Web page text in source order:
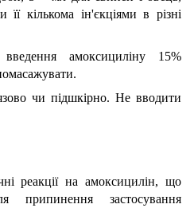
її кількома ін'єкціями в різні
амоксициліну 15%
чи підшкірно. Не вводити
реакції на амоксицилін, що
припинення застосування